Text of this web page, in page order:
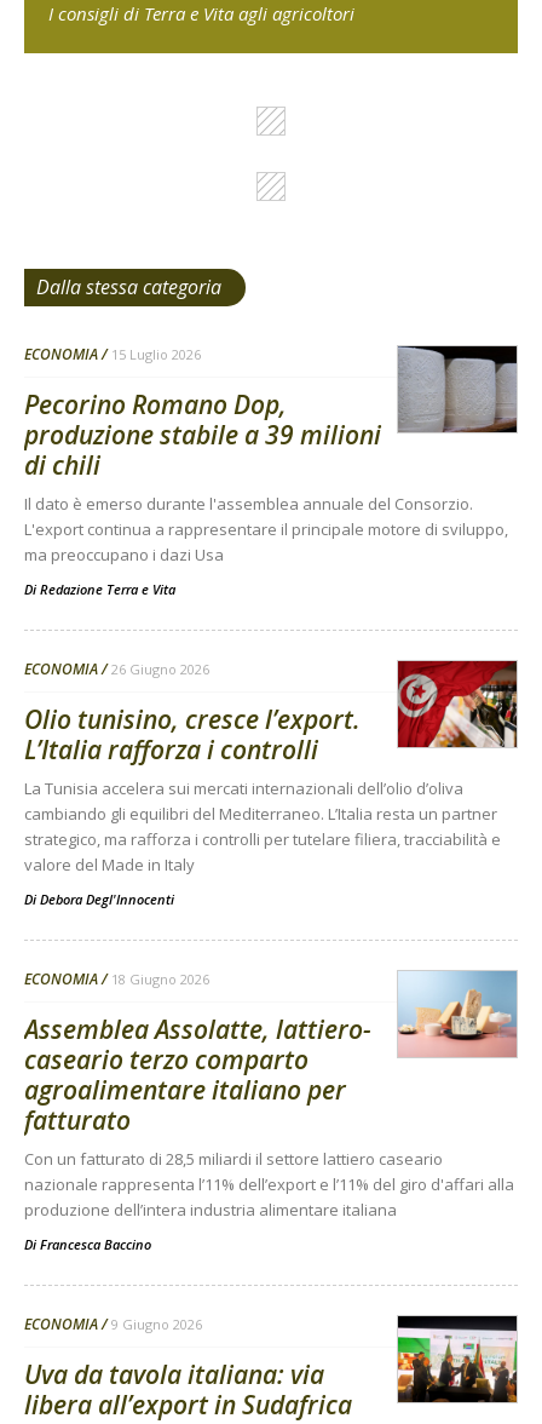
I consigli di Terra e Vita agli agricoltori
Dalla stessa categoria
ECONOMIA 15 Luglio 2026
Pecorino Romano Dop,
produzione stabile a 39 milioni
di chili
Il dato è emerso durante l'assemblea annuale del Consorzio.
L'export continua a rappresentare il principale motore di sviluppo,
ma preoccupano i dazi Usa
Di Redazione Terra e Vita
ECONOMIA 26 Giugno 2026
Olio tunisino, cresce l’export.
L’Italia rafforza i controlli
La Tunisia accelera sui mercati internazionali dell’olio d’oliva
cambiando gli equilibri del Mediterraneo. L’Italia resta un partner
strategico, ma rafforza i controlli per tutelare filiera, tracciabilità e
valore del Made in Italy
Di Debora Degl'Innocenti
ECONOMIA 18 Giugno 2026
Assemblea Assolatte, lattiero-
caseario terzo comparto
agroalimentare italiano per
fatturato
Con un fatturato di 28,5 miliardi il settore lattiero caseario
nazionale rappresenta l’11% dell’export e l’11% del giro d'affari alla
produzione dell’intera industria alimentare italiana
Di Francesca Baccino
ECONOMIA 9 Giugno 2026
Uva da tavola italiana: via
libera all’export in Sudafrica